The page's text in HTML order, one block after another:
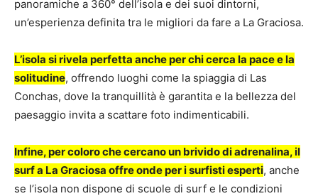
panoramiche a 360° dell’isola e dei suoi dintorni,
un’esperienza definita tra le migliori da fare a La Graciosa.
L’isola si rivela perfetta anche per chi cerca la pace e la
solitudine, offrendo luoghi come la spiaggia di Las
Conchas, dove la tranquillità è garantita e la bellezza del
paesaggio invita a scattare foto indimenticabili.
Infine, per coloro che cercano un brivido di adrenalina, il
surf a La Graciosa offre onde per i surfisti esperti, anche
se l’isola non dispone di scuole di surf e le condizioni